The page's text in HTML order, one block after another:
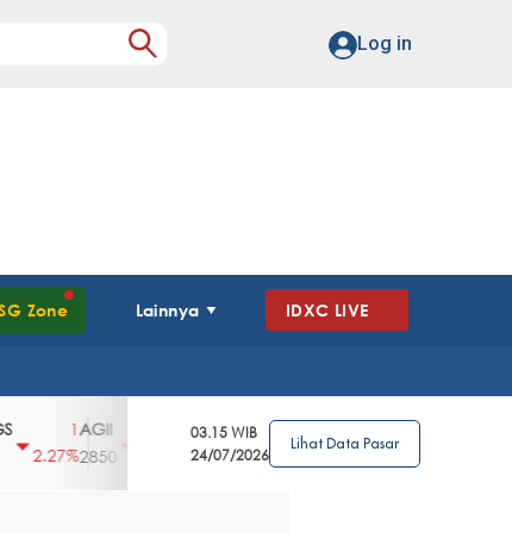
Log in
Zone Lainnya IDXC LIVE
2.27%
AGII
2850
3.39%
AGRO
4
2.63%
AGRS
0%
03.15 WIB
24/07/2026
Lihat Data Pasar